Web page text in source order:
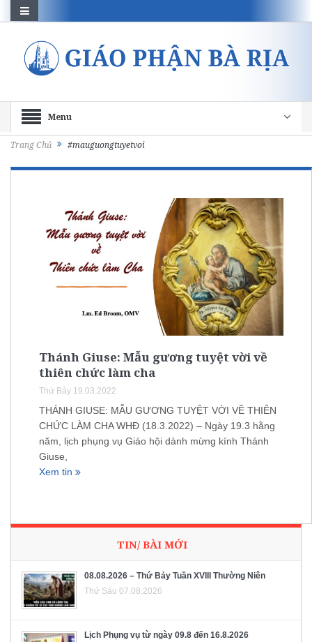
Menu
Trang Chủ #mauguongtuyetvoi
Thánh Giuse: Mẫu gương tuyệt vời về
thiên chức làm cha
Thứ Bảy 19.03.2022
THÁNH GIUSE: MẪU GƯƠNG TUYỆT VỜI VỀ THIÊN
CHỨC LÀM CHA WHĐ (18.3.2022) – Ngày 19.3 hằng
năm, lịch phụng vụ Giáo hội dành mừng kính Thánh
Giuse,
Xem tin
TIN/ BÀI MỚI
08.08.2026 – Thứ Bảy Tuần XVIII Thường Niên
Thứ Sáu 07.08.2026
Lịch Phụng vụ từ ngày 09.8 đến 16.8.2026